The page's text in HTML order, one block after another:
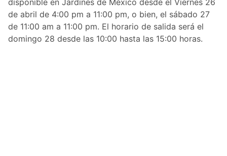
de abril de 4:00 pm a 11:00 pm, o bien, el sábado 27
de 11:00 am a 11:00 pm. El horario de salida será el
domingo 28 desde las 10:00 hasta las 15:00 horas.